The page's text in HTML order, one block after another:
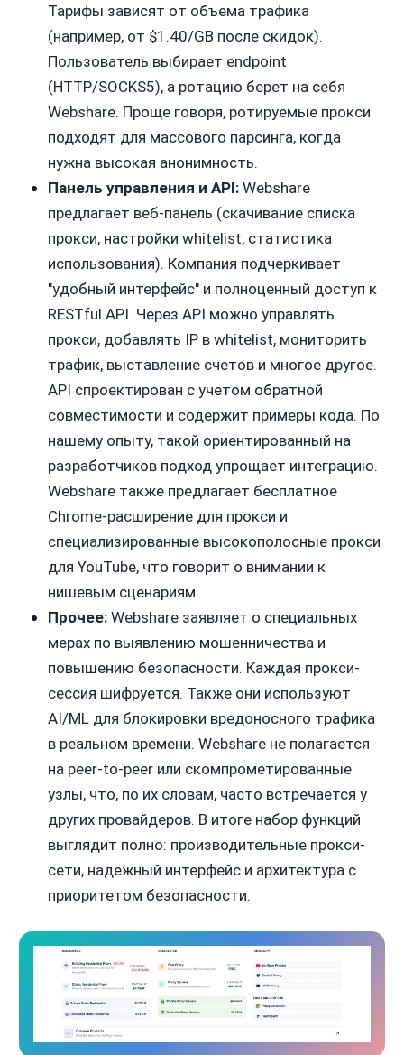
Тарифы зависят от объема трафика
(например, от $1.40/GB после скидок).
Пользователь выбирает endpoint
(HTTP/SOCKS5), а ротацию берет на себя
Webshare. Проще говоря, ротируемые прокси
подходят для массового парсинга, когда
нужна высокая анонимность.
Панель управления и API:Webshare
предлагает веб-панель (скачивание списка
прокси, настройки whitelist, статистика
использования). Компания подчеркивает
"удобный интерфейс" и полноценный доступ к
RESTful API. Через API можно управлять
прокси, добавлять IP в whitelist, мониторить
трафик, выставление счетов и многое другое.
API спроектирован с учетом обратной
совместимости и содержит примеры кода. По
нашему опыту, такой ориентированный на
разработчиков подход упрощает интеграцию.
Webshare также предлагает бесплатное
Chrome-расширение для прокси и
специализированные высокополосные прокси
для YouTube, что говорит о внимании к
нишевым сценариям.
Прочее:Webshare заявляет о специальных
мерах по выявлению мошенничества и
повышению безопасности. Каждая прокси-
сессия шифруется. Также они используют
AI/ML для блокировки вредоносного трафика
в реальном времени. Webshare не полагается
на peer-to-peer или скомпрометированные
узлы, что, по их словам, часто встречается у
других провайдеров. В итоге набор функций
выглядит полно: производительные прокси-
сети, надежный интерфейс и архитектура с
приоритетом безопасности.